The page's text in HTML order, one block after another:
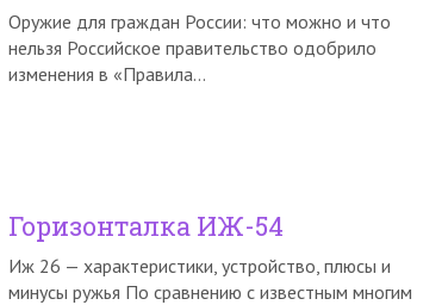
Оружие для граждан России: что можно и что
нельзя Российское правительство одобрило
изменения в «Правила…
Горизонталка ИЖ-54
Иж 26 — характеристики, устройство, плюсы и
минусы ружья По сравнению с известным многим